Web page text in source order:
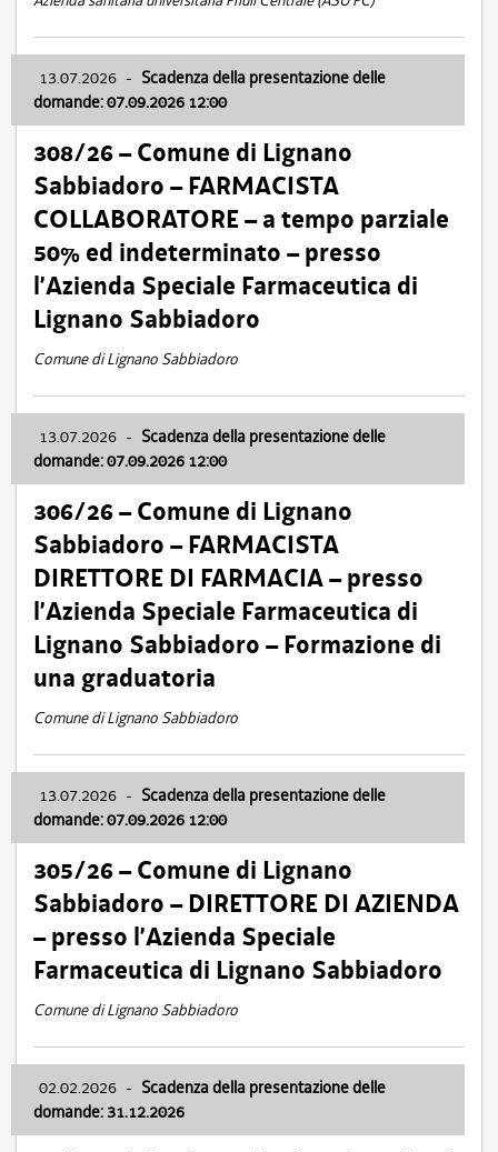
13.07.2026 - Scadenza della presentazione delle
domande: 07.09.2026 12:00
308/26 – Comune di Lignano
Sabbiadoro – FARMACISTA
COLLABORATORE – a tempo parziale
50% ed indeterminato – presso
l’Azienda Speciale Farmaceutica di
Lignano Sabbiadoro
Comune di Lignano Sabbiadoro
13.07.2026 - Scadenza della presentazione delle
domande: 07.09.2026 12:00
306/26 – Comune di Lignano
Sabbiadoro – FARMACISTA
DIRETTORE DI FARMACIA – presso
l’Azienda Speciale Farmaceutica di
Lignano Sabbiadoro – Formazione di
una graduatoria
Comune di Lignano Sabbiadoro
13.07.2026 - Scadenza della presentazione delle
domande: 07.09.2026 12:00
305/26 – Comune di Lignano
Sabbiadoro – DIRETTORE DI AZIENDA
– presso l’Azienda Speciale
Farmaceutica di Lignano Sabbiadoro
Comune di Lignano Sabbiadoro
02.02.2026 - Scadenza della presentazione delle
domande: 31.12.2026